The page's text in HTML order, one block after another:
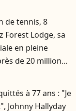
de tennis, 8
Forest Lodge, sa
en pleine
de 20 millions
à 77 ans : "Je
Johnny Hallyday